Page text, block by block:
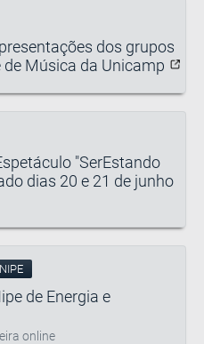
dos grupos
Música da Unicamp
"SerEstando
dias 20 e 21 de junho
NIPE
de Energia e
online